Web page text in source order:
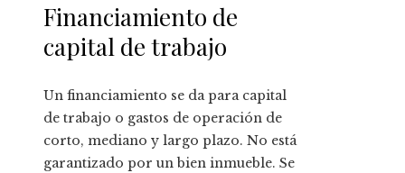
Financiamiento de
capital de trabajo
Un financiamiento se da para capital
de trabajo o gastos de operación de
corto, mediano y largo plazo. No está
garantizado por un bien inmueble. Se